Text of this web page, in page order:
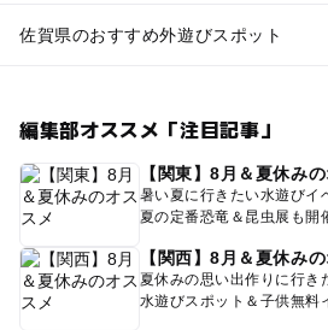
佐賀県のおすすめ外遊びスポット
編集部オススメ「注目記事」
【関東】8月＆夏休み
暑い夏に行きたい水遊びイ
夏の定番恐竜＆昆虫展も開
【関西】8月＆夏休み
夏休みの思い出作りに行き
水遊びスポット＆子供無料